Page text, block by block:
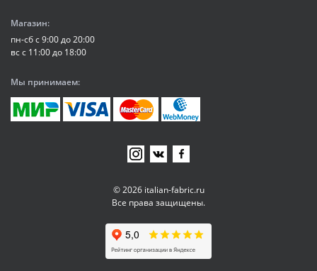
© 2026 italian-fabric.ru
Все права защищены.
Магазин:
пн-сб с 9:00 до 20:00
вс с 11:00 до 18:00
Мы принимаем: